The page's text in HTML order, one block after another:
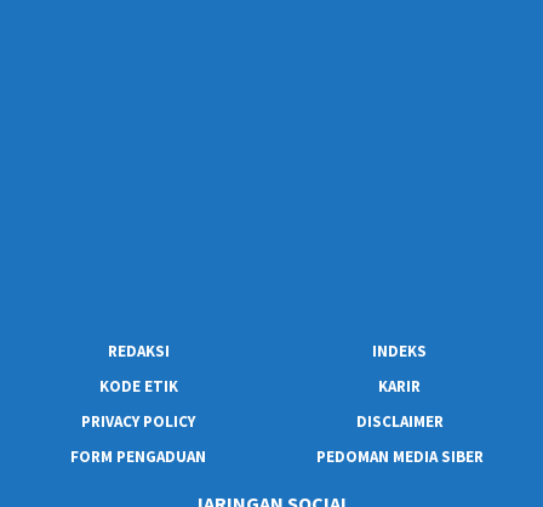
REDAKSI
INDEKS
KODE ETIK
KARIR
PRIVACY POLICY
DISCLAIMER
FORM PENGADUAN
PEDOMAN MEDIA SIBER